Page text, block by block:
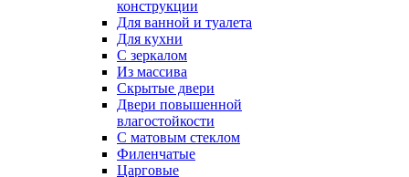
конструкции
Для ванной и туалета
Для кухни
С зеркалом
Из массива
Скрытые двери
Двери повышенной
влагостойкости
С матовым стеклом
Филенчатые
Царговые